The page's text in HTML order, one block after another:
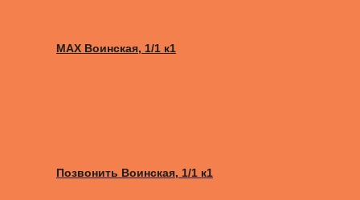
MAX Воинская, 1/1 к1
Позвонить Воинская, 1/1 к1